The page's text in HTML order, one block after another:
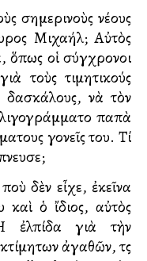
σημερινοὺς νέους
Μιχαήλ; Αὐτὸς
ὅπως οἱ σύγχρονοι
τοὺς τιμητικούς
δασκάλους, νὰ τὸν
παπὰ
γονεῖς του. Τί
δὲν εἶχε, ἐκεῖνα
καὶ ὁ ἴδιος, αὐτὸς
ἐλπίδα γιὰ τὴν
ἀγαθῶν, τῆς